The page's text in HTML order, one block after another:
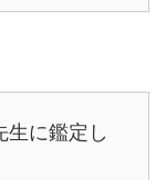
生に鑑定し